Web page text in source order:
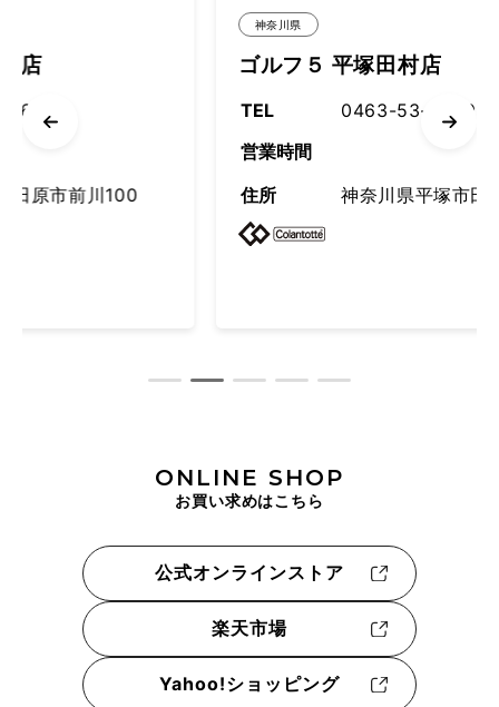
100
ゴルフ５ 平塚田村店
0463-53-8660
神奈川県平塚市田村3-5-1
ONLINE SHOP
お買い求めはこちら
公式オンラインストア
楽天市場
Yahoo!ショッピング